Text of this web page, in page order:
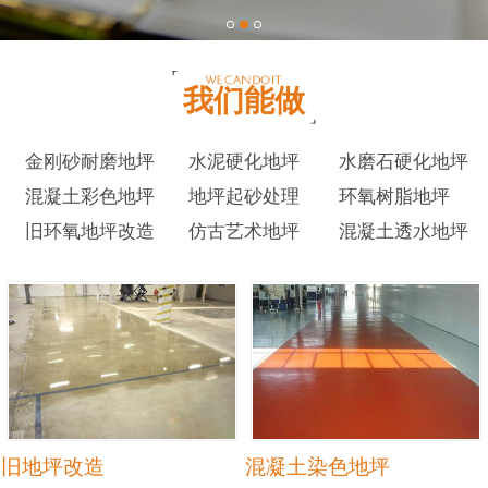
我们能做
金刚砂耐磨地坪 水泥硬化地坪
水磨石硬化地坪
混凝土彩色地坪
地坪起砂处理
环氧树脂地坪
旧环氧地坪改造
仿古艺术地坪 混凝土透水地坪
旧地坪改造 混凝土染色地坪